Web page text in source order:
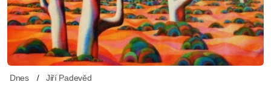
Dnes Jiří Padevěd